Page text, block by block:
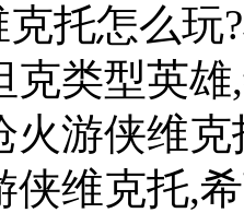
托怎么玩
克类型英
火游侠维
侠维克托,